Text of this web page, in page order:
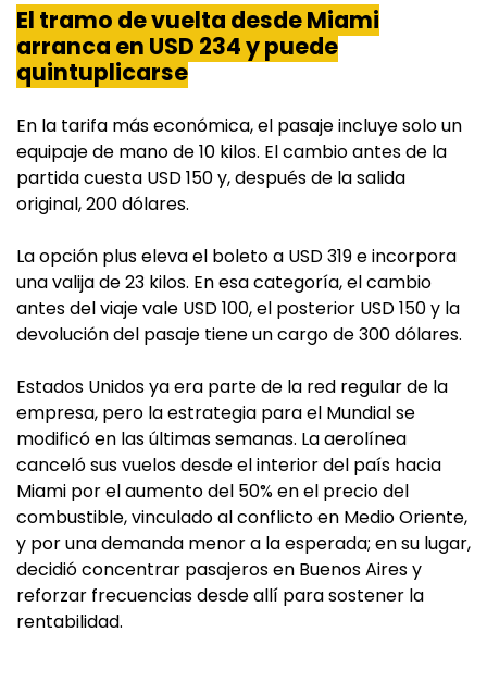
El tramo de vuelta desde Miami
arranca en USD 234 y puede
quintuplicarse
En la tarifa más económica, el pasaje incluye solo un
equipaje de mano de 10 kilos. El cambio antes de la
partida cuesta USD 150 y, después de la salida
original, 200 dólares.
La opción plus eleva el boleto a USD 319 e incorpora
una valija de 23 kilos. En esa categoría, el cambio
antes del viaje vale USD 100, el posterior USD 150 y la
devolución del pasaje tiene un cargo de 300 dólares.
Estados Unidos ya era parte de la red regular de la
empresa, pero la estrategia para el Mundial se
modificó en las últimas semanas. La aerolínea
canceló sus vuelos desde el interior del país hacia
Miami por el aumento del 50% en el precio del
combustible, vinculado al conflicto en Medio Oriente,
y por una demanda menor a la esperada; en su lugar,
decidió concentrar pasajeros en Buenos Aires y
reforzar frecuencias desde allí para sostener la
rentabilidad.